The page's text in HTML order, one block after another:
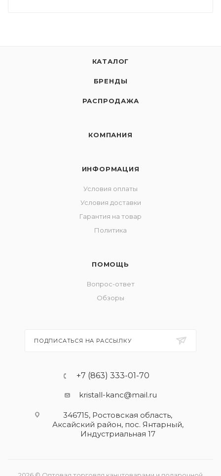
КАТАЛОГ
БРЕНДЫ
РАСПРОДАЖА
КОМПАНИЯ
ИНФОРМАЦИЯ
Условия оплаты
Условия доставки
Гарантия на товар
Политика
ПОМОЩЬ
Вопрос-ответ
Обзоры
ПОДПИСАТЬСЯ НА РАССЫЛКУ
+7 (863) 333-01-70
kristall-kanc@mail.ru
346715, Ростовская область​,
Аксайский район, пос. Янтарный,
Индустриальная 17